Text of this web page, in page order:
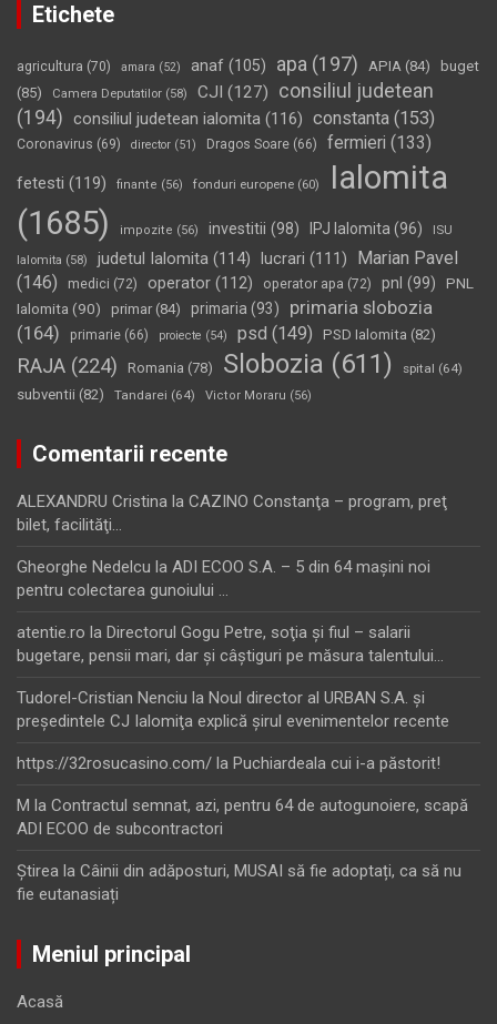
Etichete
agricultura (70) amara (52) anaf (105) apa (197) APIA (84)
buget
(85)
Camera Deputatilor (58) CJI (127)
consiliul judetean
(194) consiliul judetean ialomita (116) constanta (153)
Coronavirus (69) director (51) Dragos Soare (66) fermieri (133)
fetesti (119) finante (56) fonduri europene (60)
Ialomita
(1685)
impozite (56) investitii (98) IPJ Ialomita (96) ISU
Ialomita (58) judetul Ialomita (114) lucrari (111)
Marian Pavel
(146)
medici (72) operator (112) operator apa (72) pnl (99)
PNL
Ialomita (90) primar(84) primaria (93)
primaria slobozia
(164)
primarie (66) proiecte (54) psd (149) PSD Ialomita (82)
RAJA (224) Romania (78) Slobozia (611) spital (64)
subventii (82) Tandarei (64) Victor Moraru (56)
Comentarii recente
ALEXANDRU Cristina la CAZINO Constanţa – program, preţ
bilet, facilităţi…
Gheorghe Nedelcu la ADI ECOO S.A. – 5 din 64 maşini noi
pentru colectarea gunoiului …
atentie.ro la Directorul Gogu Petre, soţia şi fiul – salarii
bugetare, pensii mari, dar şi câştiguri pe măsura talentului…
Tudorel-Cristian Nenciu la Noul director al URBAN S.A. şi
preşedintele CJ Ialomiţa explică şirul evenimentelor recente
https://32rosucasino.com/ la Puchiardeala cui i-a păstorit!
M la Contractul semnat, azi, pentru 64 de autogunoiere, scapă
ADI ECOO de subcontractori
Ştirea la Câinii din adăposturi, MUSAI să fie adoptați, ca să nu
fie eutanasiați
Meniul principal
Acasă